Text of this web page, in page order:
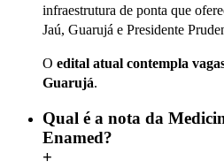
infraestrutura de ponta que
Jaú, Guarujá e Presidente
O edital atual contempla
Guarujá.
Qual é a nota da
Enamed?
+